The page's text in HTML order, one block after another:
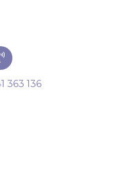
363 136